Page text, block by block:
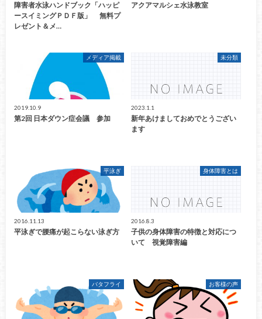
障害者水泳ハンドブック「ハッピ
ースイミングＰＤＦ版」 無料プ
レゼント＆メ…
アクアマルシェ水泳教室
メディア掲載
2019.10.9
第2回 日本ダウン症会議 参加
未分類
2023.1.1
新年あけましておめでとうござい
ます
平泳ぎ
2016.11.13
平泳ぎで腰痛が起こらない泳ぎ方
身体障害とは
2016.8.3
子供の身体障害の特徴と対応につ
いて 視覚障害編
バタフライ お客様の声